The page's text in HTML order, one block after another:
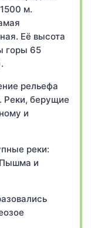
м.
Её высота
горы 65
рельефа
Реки, берущие
и
реки:
Пышма и